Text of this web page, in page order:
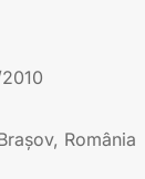
România